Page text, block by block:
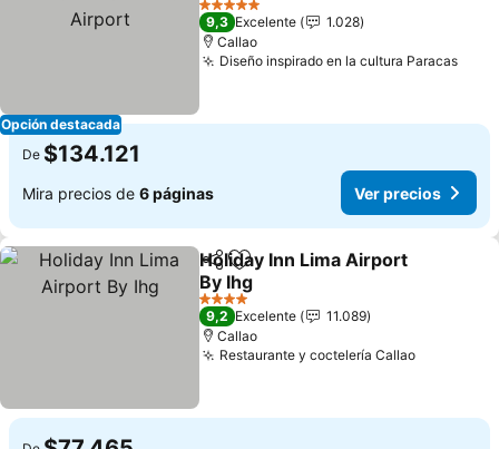
Opción destacada
5 Estrellas
9,3 Excelente
1.028
Callao
Diseño inspirado en la cultura Paracas
De $134.121
Mira precios de 6 páginas Ver precios
CompartirAgregar a favoritos
Holiday Inn Lima Airport
By Ihg
4 Estrellas
9,2 Excelente
11.089
Callao
Restaurante y coctelería Callao